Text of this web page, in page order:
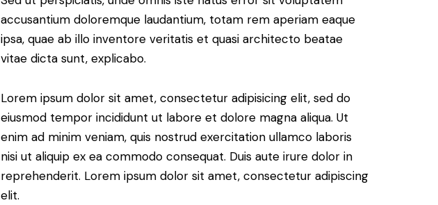
accusantium doloremque laudantium, totam rem aperiam eaque
ipsa, quae ab illo inventore veritatis et quasi architecto beatae
vitae dicta sunt, explicabo.
Lorem ipsum dolor sit amet, consectetur adipisicing elit, sed do
eiusmod tempor incididunt ut labore et dolore magna aliqua. Ut
enim ad minim veniam, quis nostrud exercitation ullamco laboris
nisi ut aliquip ex ea commodo consequat. Duis aute irure dolor in
reprehenderit. Lorem ipsum dolor sit amet, consectetur adipiscing
elit.